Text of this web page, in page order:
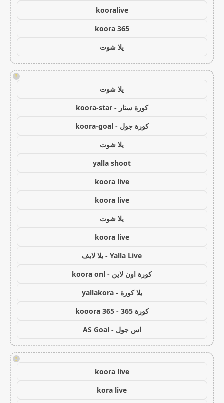
kooralive
koora 365
يلا شوت
!
يلا شوت
كورة ستار - koora-star
كورة جول - koora-goal
يلا شوت
yalla shoot
koora live
koora live
يلا شوت
koora live
Yalla Live - يلا لايف
كورة اون لاين - koora onl
يلا كورة - yallakora
كورة 365 - kooora 365
اس جول - AS Goal
!
koora live
kora live